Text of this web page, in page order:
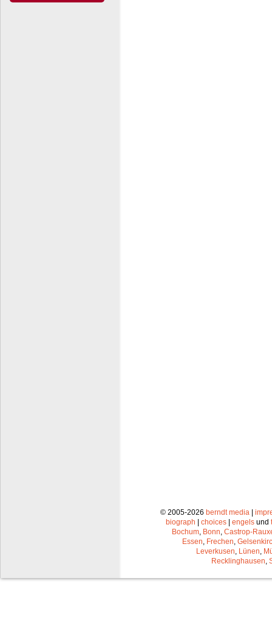
© 2005-2026 berndt media |
biograph | choices | engels und
Bochum Bonn Castrop-
Essen Frechen
Leverkusen Lünen
Recklinghausen